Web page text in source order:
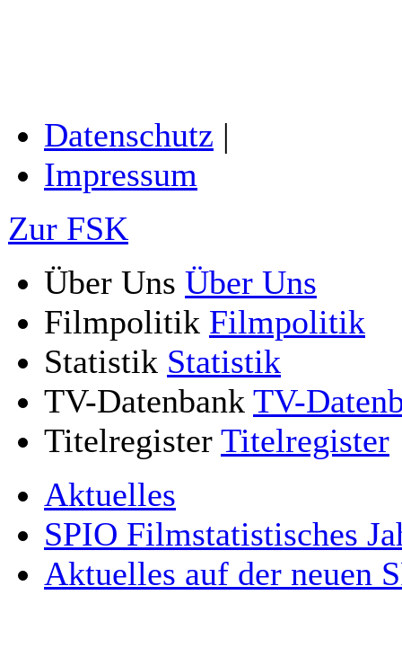
Datenschutz |
Impressum
Zur FSK
Über Uns Über Uns
Filmpolitik Filmpolitik
Statistik Statistik
TV-Datenbank TV-
Titelregister Titelregister
Aktuelles
SPIO Filmstatistisches
Aktuelles auf der neuen